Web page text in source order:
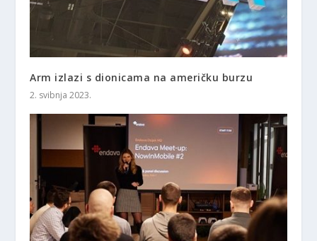
Arm izlazi s dionicama na američku burzu
2. svibnja 2023.